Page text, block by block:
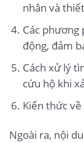
nhân và
Các phương
động, đảm
Cách xử lý
cứu hộ khi
Kiến thức
Ngoài ra, nội